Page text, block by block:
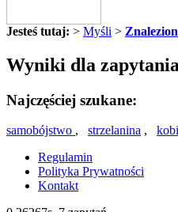
Jesteś tutaj: > Myśli >
Wyniki dla
Najczęściej szukane:
samobójstwo , strzelanina ,
Regulamin
Polityka Prywatności
Kontakt